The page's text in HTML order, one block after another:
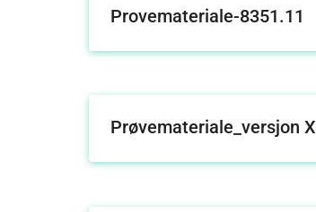
Provemateriale-8351.11
Prøvemateriale_versjon X